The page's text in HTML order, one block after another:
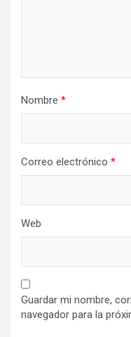
Nombre *
Correo electrónico *
Web
Guardar mi nombre,
navegador para la